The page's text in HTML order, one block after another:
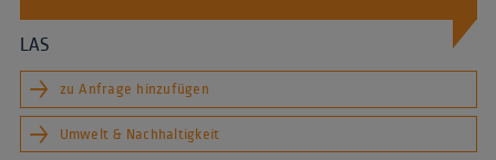
LAS
zu Anfrage hinzufügen
Umwelt & Nachhaltigkeit